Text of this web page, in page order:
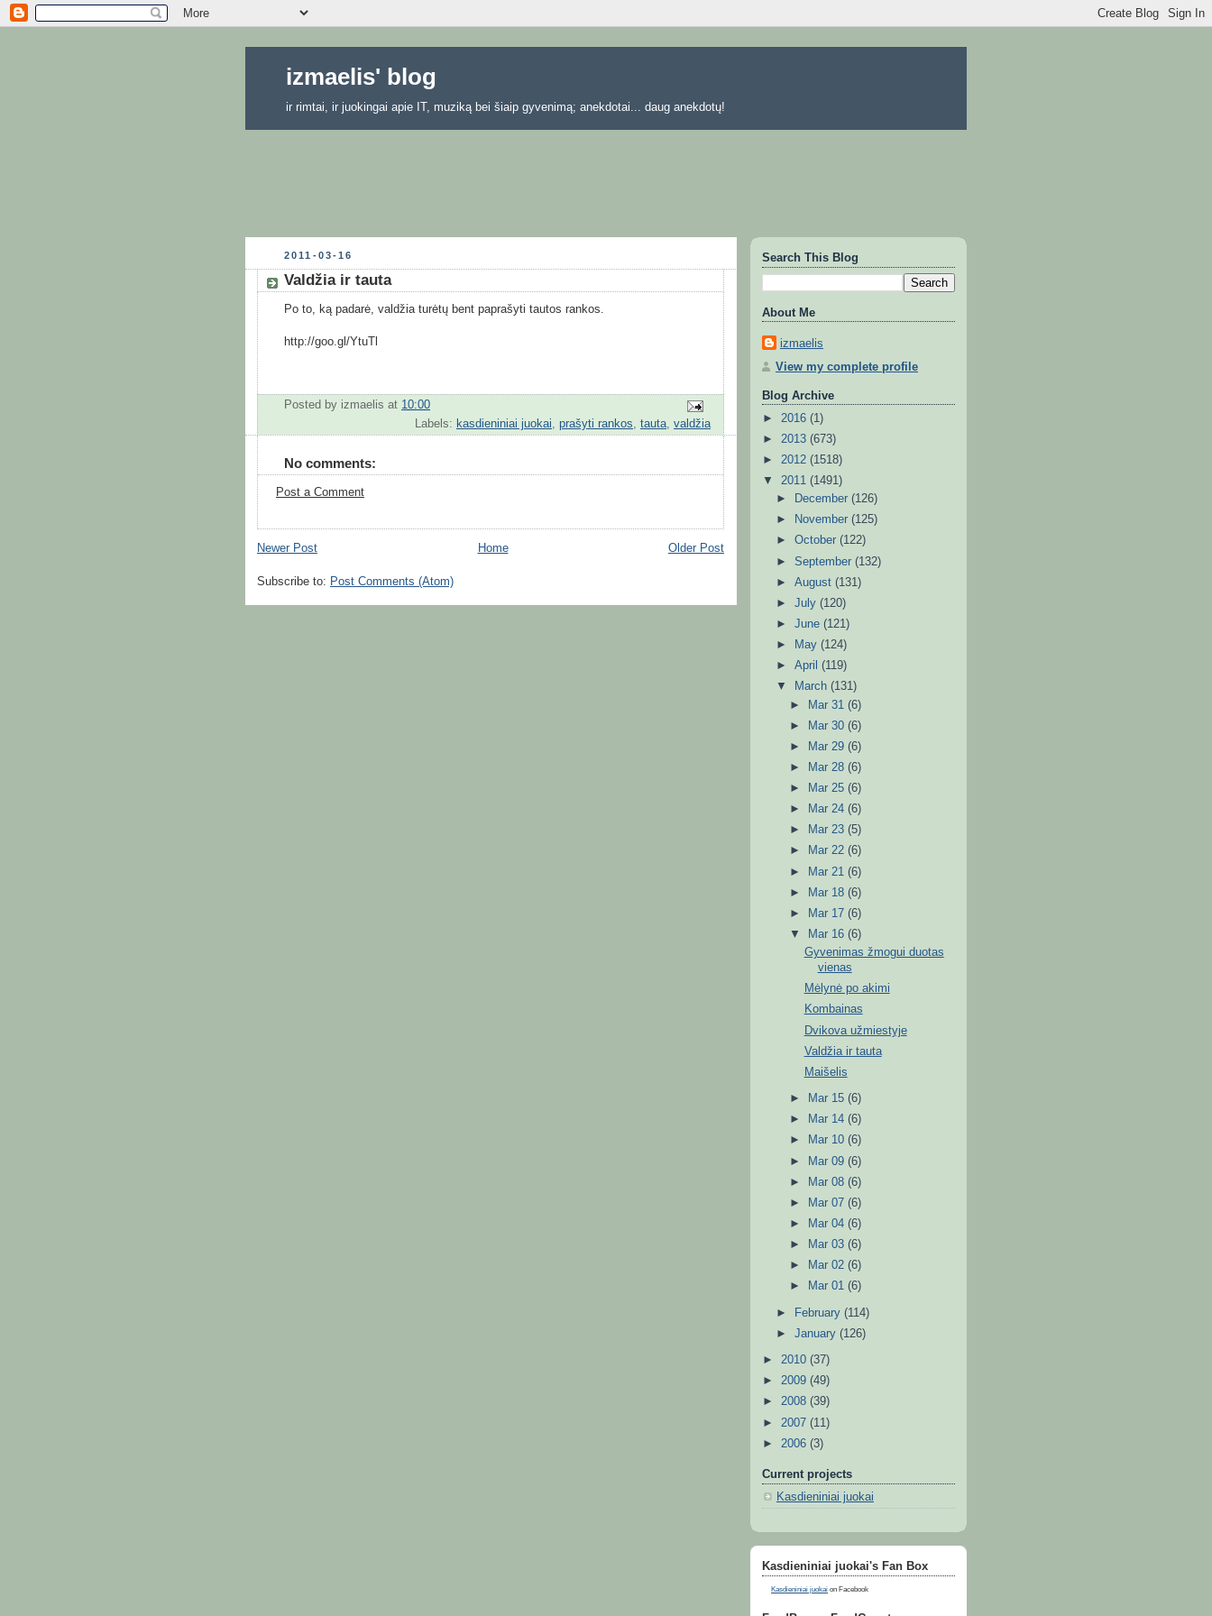
izmaelis' blog
ir rimtai, ir juokingai apie IT, muziką bei šiaip gyvenimą; anekdotai... daug anekdotų!
2011-03-16
Valdžia ir tauta
Po to, ką padarė, valdžia turėtų bent paprašyti tautos rankos.
http://goo.gl/YtuTl
Posted by izmaelis at 10:00
Labels: kasdieniniai juokai prašyti rankos tauta valdžia
No comments:
Post a Comment
Newer Post Older Post
Home
Subscribe to: Post Comments (Atom)
Search This Blog
About Me
izmaelis
View my complete profile
Blog Archive
► 2016 (1)
► 2013 (673)
► 2012 (1518)
▼ 2011 (1491)
►
December(126)
►
November(125)
►October(122)
►September(132)
►August(131)
►July(120)
►June(121)
►
May(124)
►April(119)
▼
March(131)
►
Mar 31(6)
►
Mar 30(6)
►
Mar 29(6)
►
Mar 28(6)
►
Mar 25(6)
►
Mar 24(6)
►
Mar 23(5)
►
Mar 22(6)
►
Mar 21(6)
►
Mar 18(6)
►
Mar 17(6)
▼
Mar 16(6)
Gyvenimas žmogui duotas
vienas
Mėlynė po akimi
Kombainas
Dvikova užmiestyje
Valdžia ir tauta
Maišelis
► Mar 15(6)
►
Mar 14(6)
►
Mar 10(6)
►
Mar 09(6)
►
Mar 08(6)
►
Mar 07(6)
►
Mar 04(6)
►
Mar 03(6)
►
Mar 02(6)
►
Mar 01(6)
► February(114)
►January(126)
► 2010 (37)
► 2009 (49)
► 2008 (39)
► 2007 (11)
► 2006 (3)
Current projects
Kasdieniniai juokai
Kasdieniniai juokai's Fan Box
Kasdieniniai juokai on Facebook